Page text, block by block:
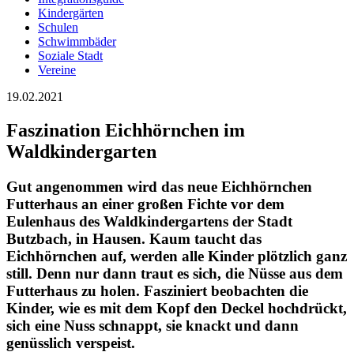
Kindergärten
Schulen
Schwimmbäder
Soziale Stadt
Vereine
19.02.2021
Faszination Eichhörnchen im
Waldkindergarten
Gut angenommen wird das neue Eichhörnchen
Futterhaus an einer großen Fichte vor dem
Eulenhaus des Waldkindergartens der Stadt
Butzbach, in Hausen. Kaum taucht das
Eichhörnchen auf, werden alle Kinder plötzlich ganz
still. Denn nur dann traut es sich, die Nüsse aus dem
Futterhaus zu holen. Fasziniert beobachten die
Kinder, wie es mit dem Kopf den Deckel hochdrückt,
sich eine Nuss schnappt, sie knackt und dann
genüsslich verspeist.